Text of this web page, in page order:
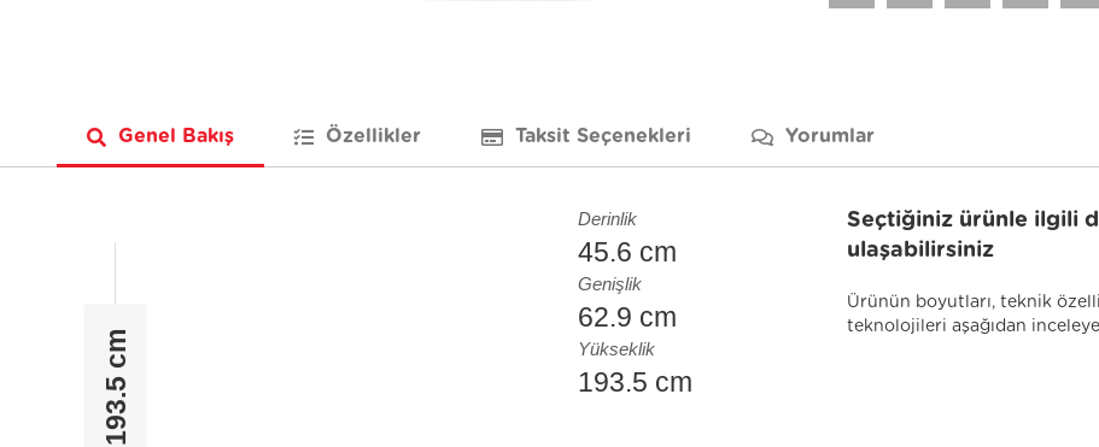
Genel Bakış Özellikler Taksit Seçenekleri Yorumlar
193.5 cm
Derinlik
45.6 cm
Genişlik
62.9 cm
Yükseklik
193.5 cm
Seçtiğiniz ürünle ilgili
ulaşabilirsiniz
Ürünün boyutları, teknik
teknolojileri aşağıdan